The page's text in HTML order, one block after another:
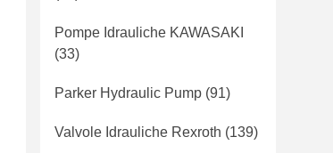
Pompe Idrauliche KAWASAKI
(33)
Parker Hydraulic Pump (91)
Valvole Idrauliche Rexroth (139)